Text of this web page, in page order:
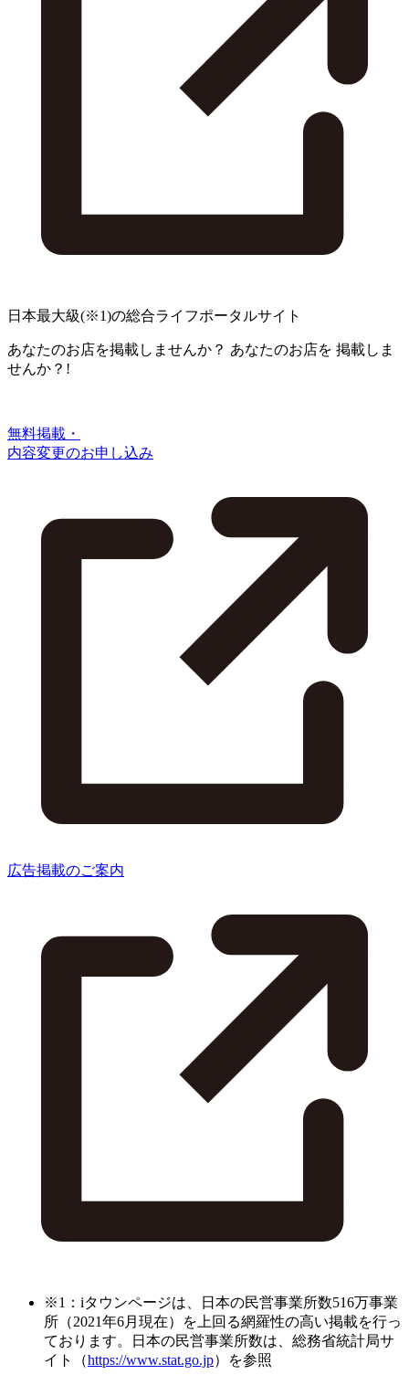
日本最大級(※1)の総合ライフポータルサイト
あなたのお店を掲載しませんか？ あなたのお店を 掲載しま
せんか？!
無料掲載・
内容変更のお申し込み
広告掲載のご案内
※1：iタウンページは、日本の民営事業所数516万事業
所（2021年6月現在）を上回る網羅性の高い掲載を行っ
ております。日本の民営事業所数は、総務省統計局サ
イト（https://www.stat.go.jp）を参照